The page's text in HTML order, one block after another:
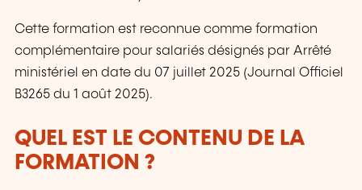
Cette formation est reconnue comme formation
complémentaire pour salariés désignés par Arrêté
ministériel en date du 07 juillet 2025 (Journal Officiel
B3265 du 1 août 2025).
QUEL EST LE CONTENU DE LA
FORMATION ?